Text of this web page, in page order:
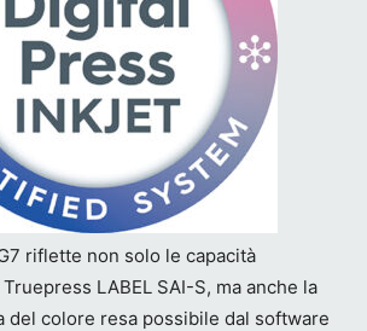
riflette non solo le capacità
LABEL SAI-S, ma anche la
del colore resa possibile dal software